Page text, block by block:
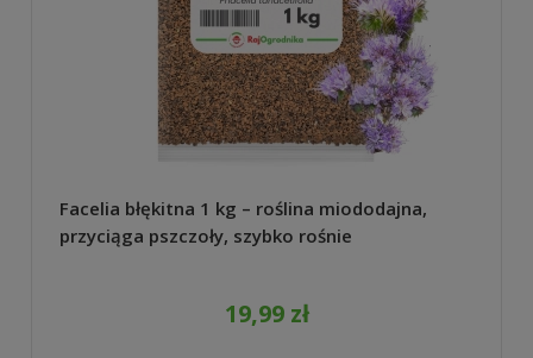
Facelia błękitna 1 kg – roślina miododajna,
przyciąga pszczoły, szybko rośnie
19,99 zł